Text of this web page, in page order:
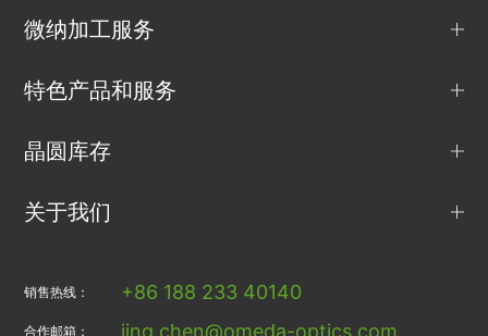
微纳加工服务
特色产品和服务
晶圆库存
关于我们
销售热线： +86 188 233 40140
合作邮箱： jing.chen@omeda-optics.com